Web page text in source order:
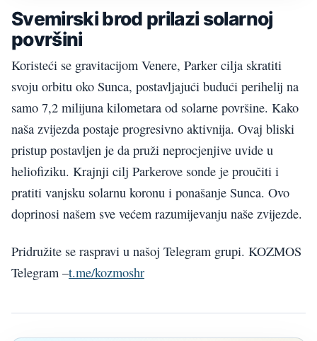
Svemirski brod prilazi solarnoj
površini
Koristeći se gravitacijom Venere, Parker cilja skratiti
svoju orbitu oko Sunca, postavljajući budući perihelij na
samo 7,2 milijuna kilometara od solarne površine. Kako
naša zvijezda postaje progresivno aktivnija. Ovaj bliski
pristup postavljen je da pruži neprocjenjive uvide u
heliofiziku. Krajnji cilj Parkerove sonde je proučiti i
pratiti vanjsku solarnu koronu i ponašanje Sunca. Ovo
doprinosi našem sve većem razumijevanju naše zvijezde.
Pridružite se raspravi u našoj Telegram grupi. KOZMOS
Telegram –t.me/kozmoshr